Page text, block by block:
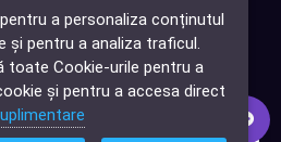
✕
Cauți o aplicație
software?
face griji.
a personaliza conținutul
și pentru a analiza traficul.
toate Cookie-urile pentru a
și pentru a accesa direct